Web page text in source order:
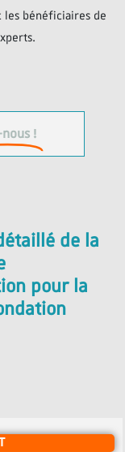
bénéficiaires de
!
de la
pour la